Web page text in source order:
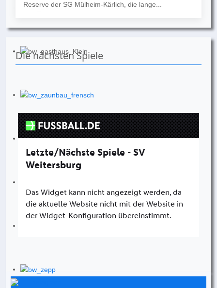
Reserve der SG Mülheim-Kärlich, die lange...
Die nächsten Spiele